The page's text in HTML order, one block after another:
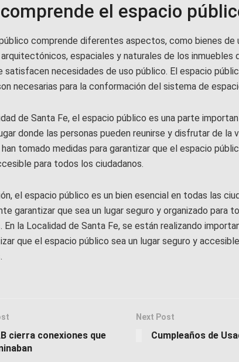
el espacio
comprende diferentes aspectos, como bienes de
espaciales y naturales de los inmuebles
satisfacen necesidades de uso público. El espacio
necesarias para la conformación del sistema de
de Santa Fe, el espacio público es una parte
donde las personas pueden reunirse y disfrutar de la
tomado medidas para garantizar que el espacio
para todos los ciudadanos.
el espacio público es un bien esencial en todas las
garantizar que sea un lugar seguro y organizado para
En la Localidad de Santa Fe, se están realizando
que el espacio público sea un lugar seguro y
cierra conexiones que
Next Post
Cumpleaños de